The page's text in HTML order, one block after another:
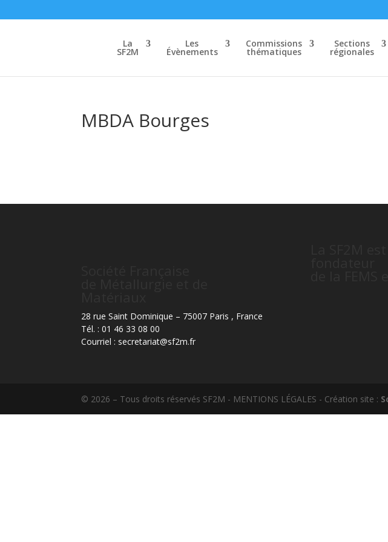
La
SF2M
Les
Évènements
Commissions
thématiques
Sections
régionales
MBDA Bourges
28 rue Saint Dominique – 75007 Paris , France
Tél. : 01 46 33 08 00
Courriel : secretariat@sf2m.fr
© 2026 – Tous droits réservés SF2M - MENTIONS LÉGALES - Création site :